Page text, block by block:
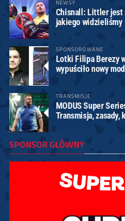
NEWSY
Chisnall: Littler jest
jakiego widzieliśmy
SPONSOROWANE
Lotki Filipa Berezy
wypuściło nowy
TRANSMISJE
MODUS Super
Transmisja, zasady,
SPONSOR GŁÓWNY